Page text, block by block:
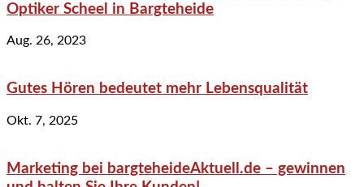
Optiker Scheel in Bargteheide
Aug. 26, 2023
Gutes Hören bedeutet mehr Lebensqualität
Okt. 7, 2025
Marketing bei bargteheideAktuell.de – gewinnen